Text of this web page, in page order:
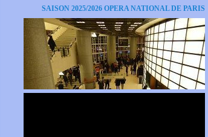
SAISON 2025/2026 OPERA NATIONAL DE PARIS